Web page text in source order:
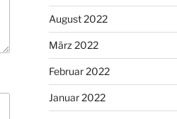
August 2022
März 2022
Februar 2022
Januar 2022